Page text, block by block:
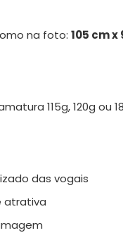
na foto: 105 cm x
115g, 120g ou
das vogais
atrativa